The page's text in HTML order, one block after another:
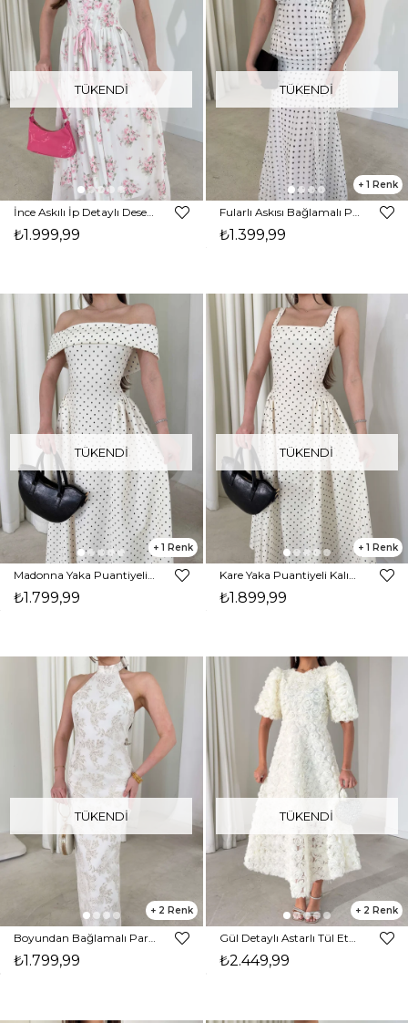
TÜKENDI
İnce Askılı İp Detaylı Desenli Albinia Ekru Kadın Elbise 26Y146
₺1.999,99
TÜKENDI
1
Fularlı Askısı Bağlamalı Puantiye Desenli Midi Ekru Bethany Kadın Elbise 26Y124
₺1.399,99
TÜKENDI
1
Madonna Yaka Puantiyeli Yandan Pileli Midi Boy Krem Helena Kadın Elbise 26Y137
₺1.799,99
TÜKENDI
1
Kare Yaka Puantiyeli Kalın Askılı Yandan Drape Detaylı Ekru Midi Violet Kadın Elbise 26Y125
₺1.899,99
TÜKENDI
2
Boyundan Bağlamalı Parlak Simli Desenli Avmo Beyaz Kadın Elbise 26Y093
₺1.799,99
TÜKENDI
2
Gül Detaylı Astarlı Tül Ethereal Ekru Kadın Elbise 26K395
₺2.449,99